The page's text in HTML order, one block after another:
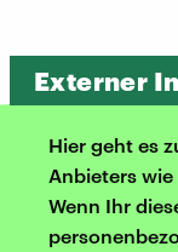
Externer
Hier geht es
Anbieters
Wenn Ihr